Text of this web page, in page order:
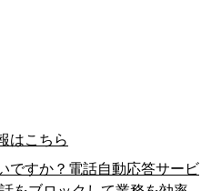
はこちら
ですか？電話自動応答サービ